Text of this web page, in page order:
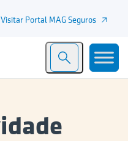
Visitar Portal MAG Seguros